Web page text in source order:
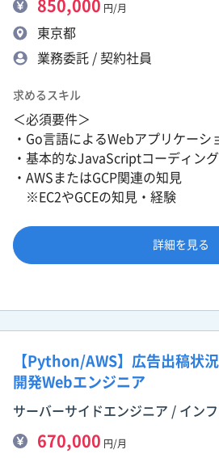
850,000 円/月
東京都
業務委託 / 契約社員
求めるスキル
＜必須要件＞
・Go言語によるWebアプリケーシ
・基本的なJavaScriptコーディン
・AWSまたはGCP関連の知見
※EC2やGCEの知見・経験
詳細を見る
【Python/AWS】広告出稿状
開発Webエンジニア
サーバーサイドエンジニア / イン
670,000 円/月